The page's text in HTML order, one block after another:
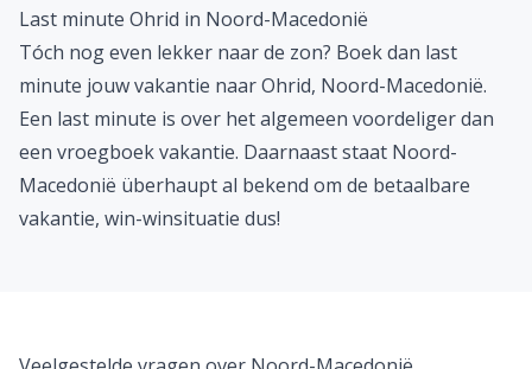
All inclusive Noord-Macedonië
Onbeperkt genieten doe je tijdens eenall inclusive
vakantiein Noord-Macedonië. Maak je geen zorgen
over het eten en drinken, je pakt gewoon lekker iets
wanneer je wilt. Plan een dagje bij het zwembad of ga
eropuit en ontdek al het moois wat Noord-Macedonië
te bieden heeft.